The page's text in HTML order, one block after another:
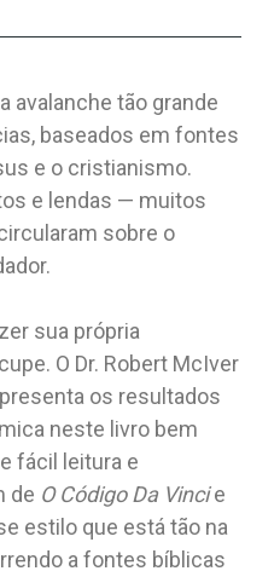
avalanche tão grande
baseados em fontes
e o cristianismo.
e lendas — muitos
sobre o
sua própria
O Dr. Robert McIver
os resultados
neste livro bem
fácil leitura e
de O Código Da Vincie
estilo que está tão na
a fontes bíblicas